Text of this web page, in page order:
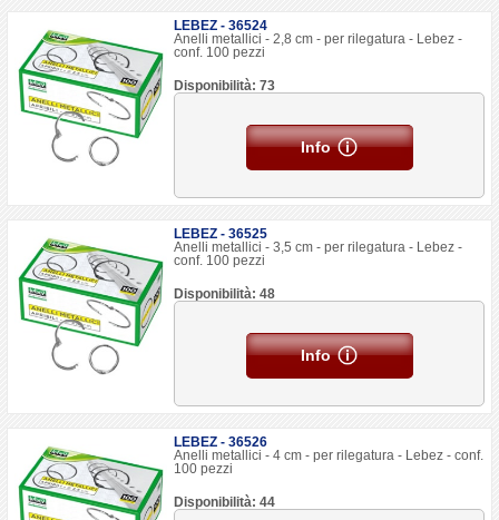
LEBEZ - 36524
Anelli metallici - 2,8 cm - per rilegatura - Lebez -
conf. 100 pezzi
Disponibilità: 73
Info
LEBEZ - 36525
Anelli metallici - 3,5 cm - per rilegatura - Lebez -
conf. 100 pezzi
Disponibilità: 48
Info
LEBEZ - 36526
Anelli metallici - 4 cm - per rilegatura - Lebez - conf.
100 pezzi
Disponibilità: 44